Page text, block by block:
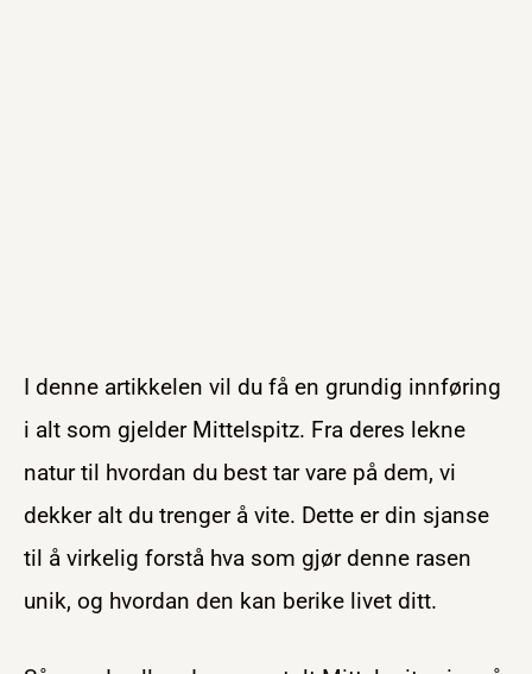
I denne artikkelen vil du få en grundig innføring
i alt som gjelder Mittelspitz. Fra deres lekne
natur til hvordan du best tar vare på dem, vi
dekker alt du trenger å vite. Dette er din sjanse
til å virkelig forstå hva som gjør denne rasen
unik, og hvordan den kan berike livet ditt.